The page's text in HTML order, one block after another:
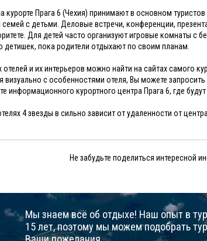
курорте Прага 6 (Чехия) принимают в основном
с детьми. Деловые встречи, конференции,
Для детей часто организуют игровые комнаты с
детишек, пока родители отдыхают по своим планам.
и их интерьеров можно найти на сайтах самого
визуально с особенностями отеля, Вы можете
информационного курортного центра Прага 6, где
4 звезды в сильно зависит от удаленности от
Не забудьте поделиться интересной
Мы знаем всё об отдыхе! Наш опыт в
15 лет, поэтому мы можем подобрать